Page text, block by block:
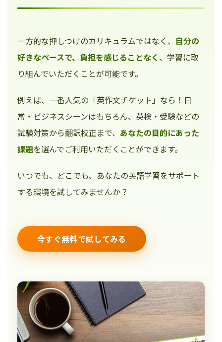
一方的な押しつけのカリキュラムではなく、 自分の
好きなペースで、負担を感じることなく 、学習に取
り組んでいただくことが可能です。
例えば、一番人気の「英作文チケット」なら！日
常・ビジネスシーンはもちろん、英検・受験などの
試験対策から翻訳校正まで、 あなたの目的にあった
課題を選んでご利用いただくことができます。
いつでも、どこでも、あなたの英語学習をサポート
する環境を試してみませんか？
今すぐ無料で試してみる